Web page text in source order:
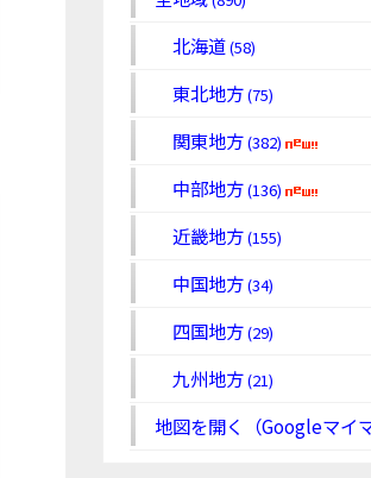
北海道(58)
東北地方(75)
関東地方(382)
中部地方(136)
近畿地方(155)
中国地方(34)
四国地方(29)
九州地方(21)
地図を開く（Googleマイ